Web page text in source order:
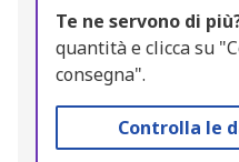
Te ne servono di
quantità e clicca su
consegna".
Controlla le